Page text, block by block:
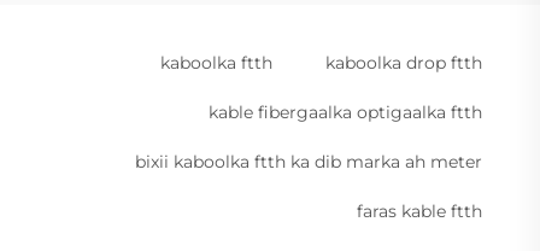
kaboolka drop ftth
kaboolka ftth
kable fibergaalka optigaalka ftth
bixii kaboolka ftth ka dib marka ah meter
faras kable ftth